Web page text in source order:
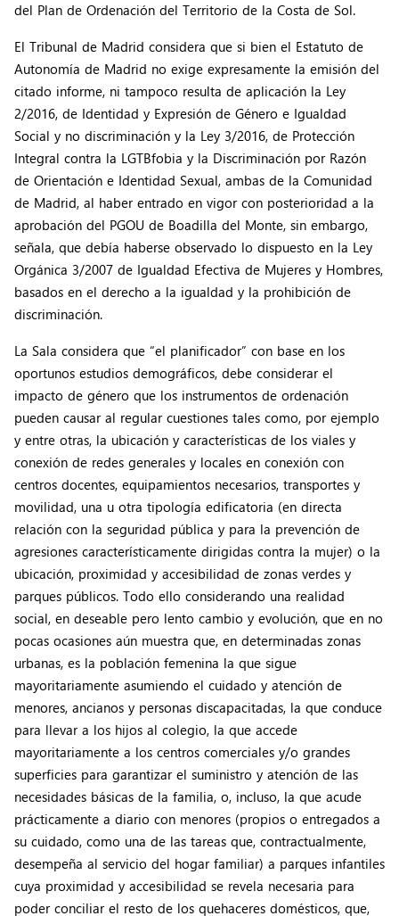
del Plan de Ordenación del Territorio de la Costa de Sol.
El Tribunal de Madrid considera que si bien el Estatuto de
Autonomía de Madrid no exige expresamente la emisión del
citado informe, ni tampoco resulta de aplicación la Ley
2/2016, de Identidad y Expresión de Género e Igualdad
Social y no discriminación y la Ley 3/2016, de Protección
Integral contra la LGTBfobia y la Discriminación por Razón
de Orientación e Identidad Sexual, ambas de la Comunidad
de Madrid, al haber entrado en vigor con posterioridad a la
aprobación del PGOU de Boadilla del Monte, sin embargo,
señala, que debía haberse observado lo dispuesto en la Ley
Orgánica 3/2007 de Igualdad Efectiva de Mujeres y Hombres,
basados en el derecho a la igualdad y la prohibición de
discriminación.
La Sala considera que “el planificador” con base en los
oportunos estudios demográficos, debe considerar el
impacto de género que los instrumentos de ordenación
pueden causar al regular cuestiones tales como, por ejemplo
y entre otras, la ubicación y características de los viales y
conexión de redes generales y locales en conexión con
centros docentes, equipamientos necesarios, transportes y
movilidad, una u otra tipología edificatoria (en directa
relación con la seguridad pública y para la prevención de
agresiones característicamente dirigidas contra la mujer) o la
ubicación, proximidad y accesibilidad de zonas verdes y
parques públicos. Todo ello considerando una realidad
social, en deseable pero lento cambio y evolución, que en no
pocas ocasiones aún muestra que, en determinadas zonas
urbanas, es la población femenina la que sigue
mayoritariamente asumiendo el cuidado y atención de
menores, ancianos y personas discapacitadas, la que conduce
para llevar a los hijos al colegio, la que accede
mayoritariamente a los centros comerciales y/o grandes
superficies para garantizar el suministro y atención de las
necesidades básicas de la familia, o, incluso, la que acude
prácticamente a diario con menores (propios o entregados a
su cuidado, como una de las tareas que, contractualmente,
desempeña al servicio del hogar familiar) a parques infantiles
cuya proximidad y accesibilidad se revela necesaria para
poder conciliar el resto de los quehaceres domésticos, que,